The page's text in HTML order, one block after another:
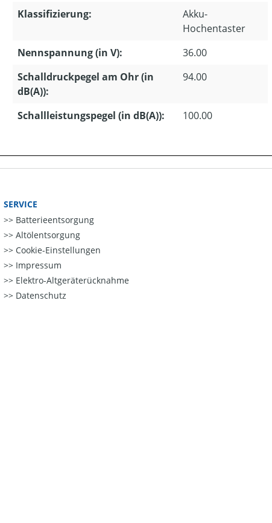
Klassifizierung:
Akku-
Hochentaster
Nennspannung (in V):
36.00
Schalldruckpegel am Ohr (in
dB(A)):
94.00
Schallleistungspegel (in dB(A)): 100.00
SERVICE
Batterieentsorgung
Altölentsorgung
Cookie-Einstellungen
Impressum
Elektro-Altgeräterücknahme
Datenschutz